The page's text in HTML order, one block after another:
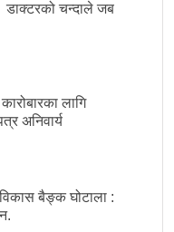
चन्दाले जब
लागि
अनिवार्य
बैङ्क घोटाला :